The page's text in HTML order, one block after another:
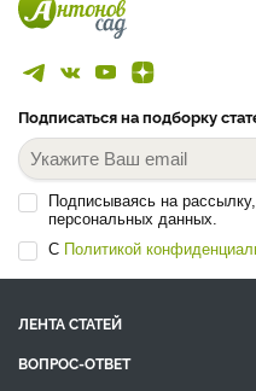
Подписаться на подборку
Подписываясь на
персональных данных.
С Политикой
ЛЕНТА СТАТЕЙ
ВОПРОС-ОТВЕТ